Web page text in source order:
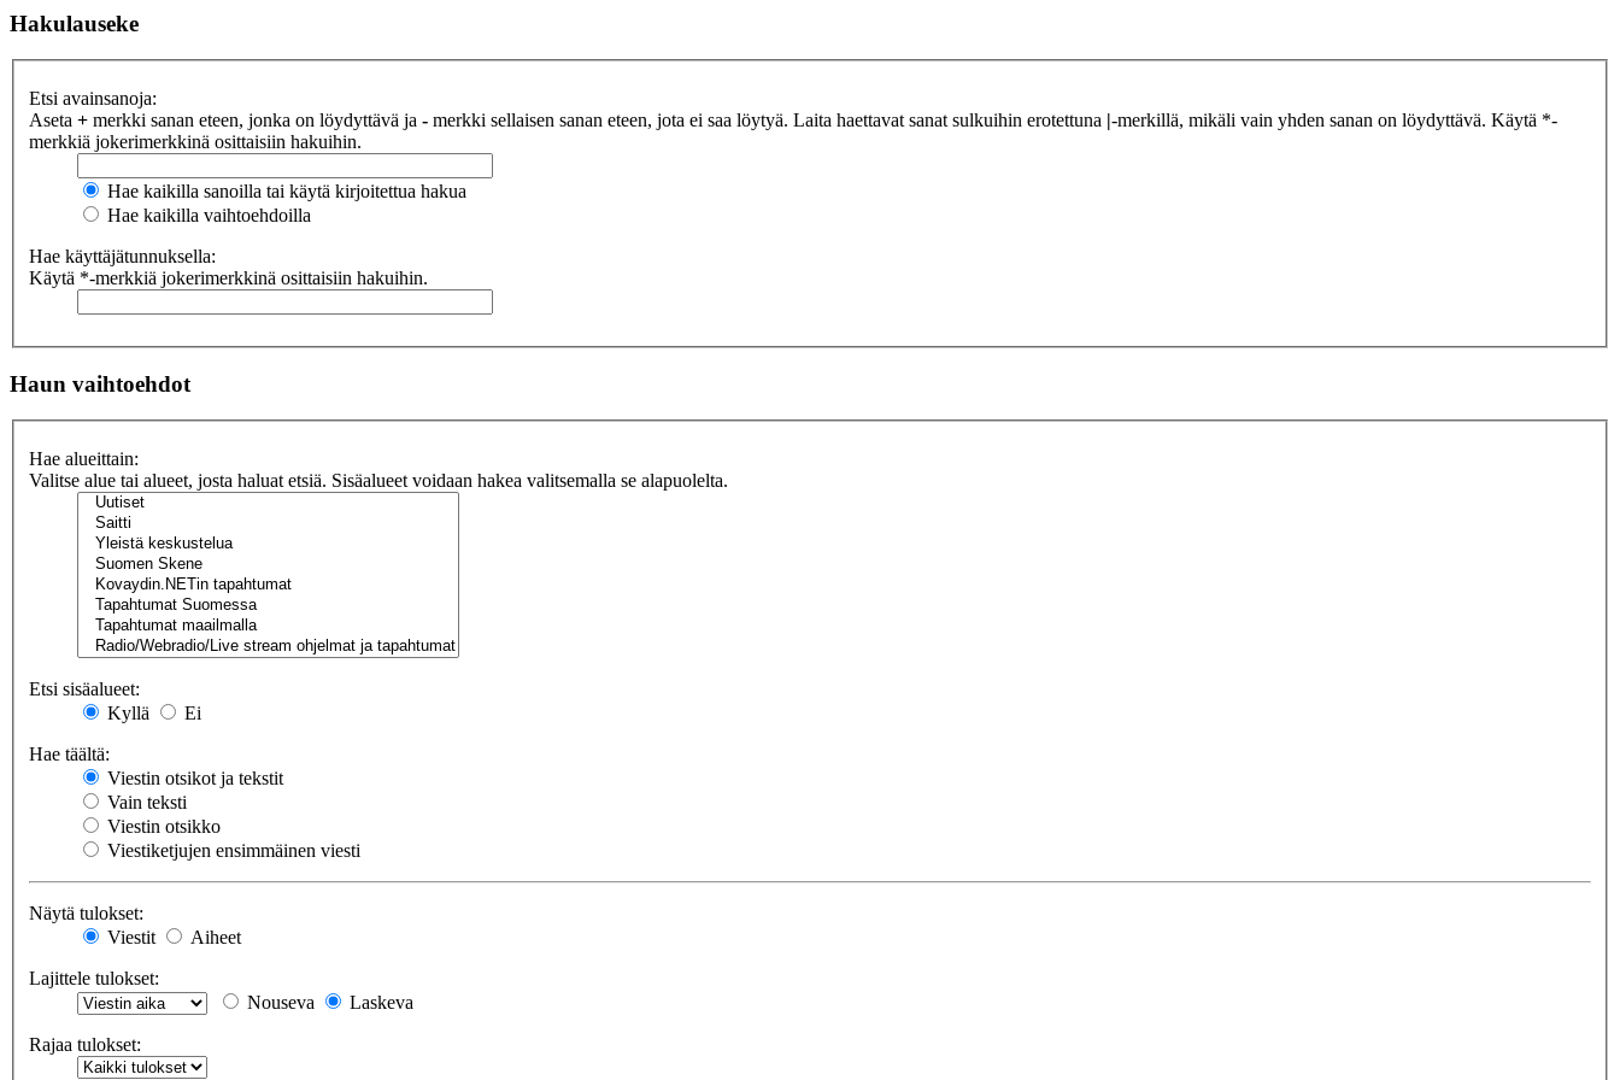
Hakulauseke
Etsi avainsanoja:
Aseta + merkki sanan eteen, jonka on löydyttävä ja - merkki sellaisen sanan eteen, jota ei saa löytyä. Laita haettavat sanat sulkuihin erotettuna |-merkillä, mikäli vain yhden sanan on löydyttävä. Käytä *-
merkkiä jokerimerkkinä osittaisiin hakuihin.
Hae kaikilla sanoilla tai käytä kirjoitettua hakua
Hae kaikilla vaihtoehdoilla
Hae käyttäjätunnuksella:
Käytä *-merkkiä jokerimerkkinä osittaisiin hakuihin.
Haun vaihtoehdot
Hae alueittain:
Valitse alue tai alueet, josta haluat etsiä. Sisäalueet voidaan hakea valitsemalla se alapuolelta.
Etsi sisäalueet:
Kyllä
Ei
Hae täältä:
Viestin otsikot ja tekstit
Vain teksti
Viestin otsikko
Viestiketjujen ensimmäinen viesti
Näytä tulokset:
Viestit
Aiheet
Lajittele tulokset:
Nouseva
Laskeva
Rajaa tulokset: